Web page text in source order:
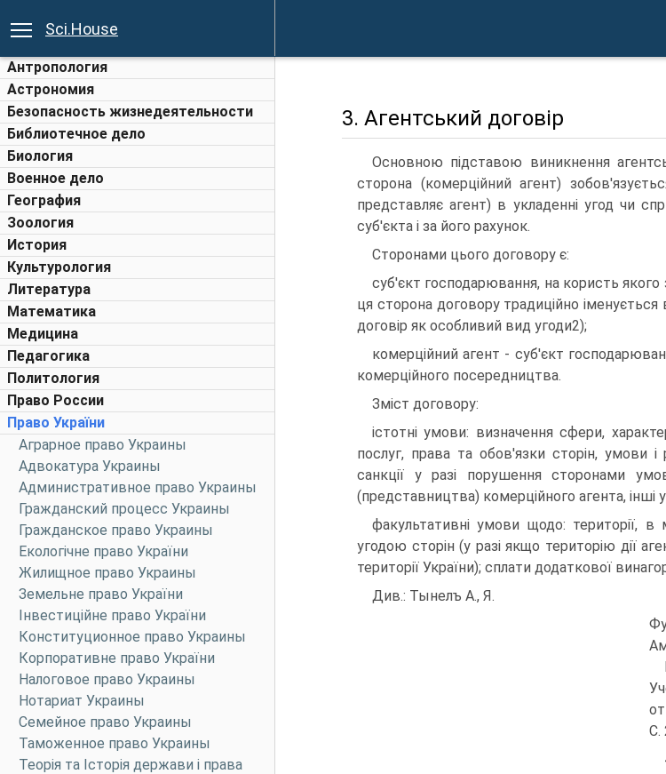
Sci.House
Антропология
Астрономия
Безопасность жизнедеятельности
Библиотечное дело
Биология
Военное дело
География
Зоология
История
Культурология
Литература
Математика
Медицина
Педагогика
Политология
Право России
Право України
Аграрное право Украины
Адвокатура Украины
Административное право Украины
Гражданский процесс Украины
Гражданское право Украины
Екологічне право України
Жилищное право Украины
Земельне право України
Інвестиційне право України
Конституционное право Украины
Корпоративне право України
Налоговое право Украины
Нотариат Украины
Семейное право Украины
Таможенное право Украины
Теорія та Історія держави і права
3. Агентський договір
Основною підставою виникнення
сторона (комерційний агент)
представляє агент) в укладенні угод чи
суб'єкта і за його рахунок.
Сторонами цього договору є:
суб'єкт господарювання, на користь
ця сторона договору традиційно
договір як особливий вид угоди2);
комерційний агент - суб'єкт
комерційного посередництва.
Зміст договору:
істотні умови: визначення сфери,
послуг, права та обов'язки сторін, умови і
санкції у разі порушення сторонами
(представництва) комерційного агента, інші
факультативні умови щодо: території, в
угодою сторін (у разі якщо територію дії
території України); сплати додаткової
Див.: Тынелъ А., Я.
С.